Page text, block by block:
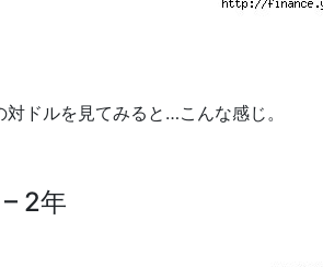
ドルを見てみると…こんな感じ。
2年